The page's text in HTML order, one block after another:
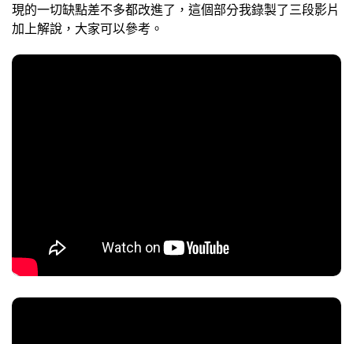
現的一切缺點差不多都改進了，這個部分我錄製了三段影片
加上解說，大家可以參考。